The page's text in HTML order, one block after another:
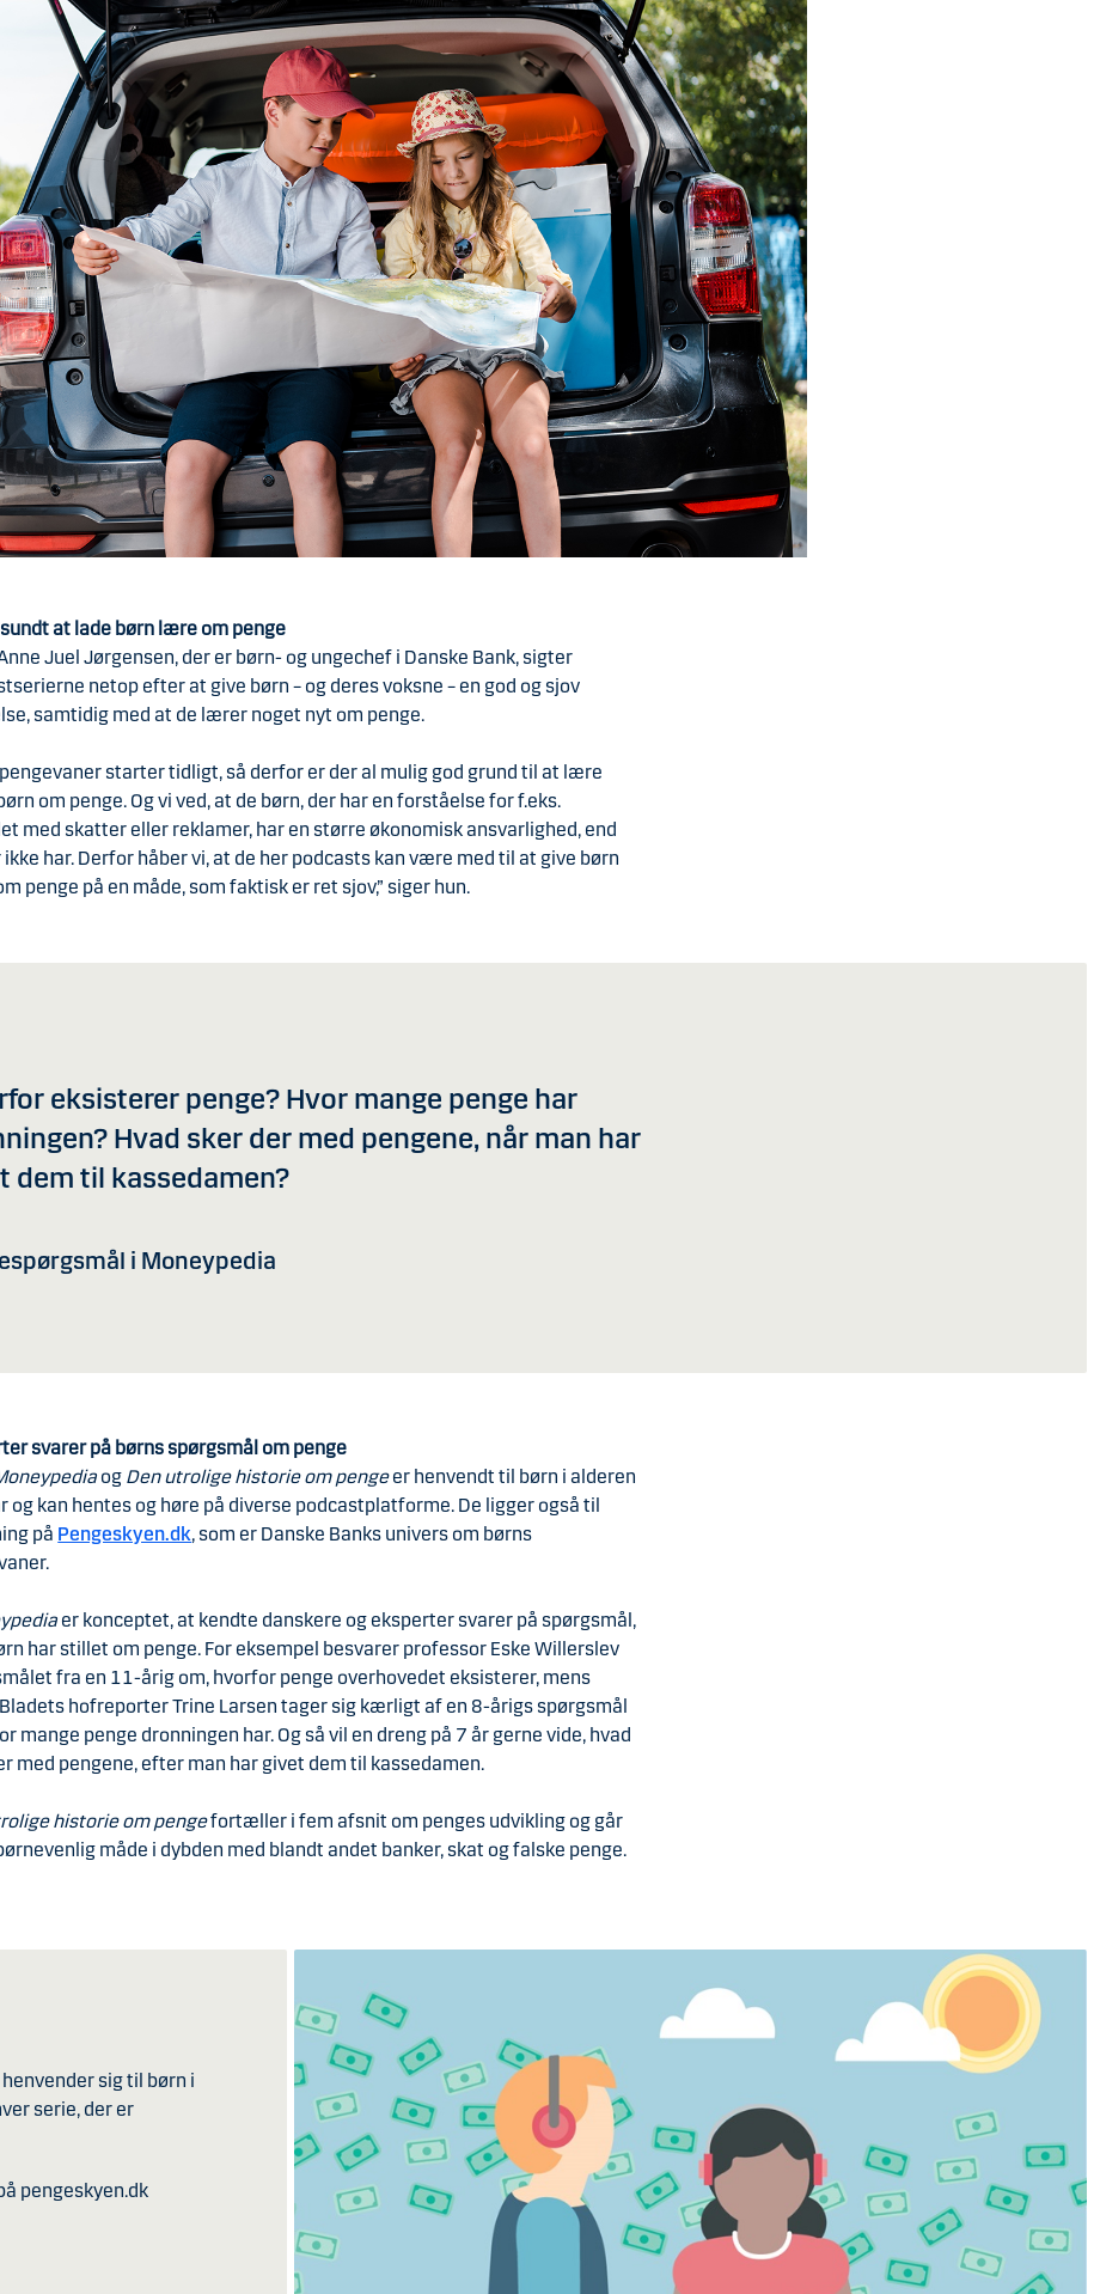
at lade børn lære om penge
Juel Jørgensen, der er børn- og ungechef i Danske Bank, sigter
netop efter at give børn – og deres voksne – en god og sjov
samtidig med at de lærer noget nyt om penge.
pengevaner starter tidligt, så derfor er der al mulig god grund til at lære
om penge. Og vi ved, at de børn, der har en forståelse for f.eks.
med skatter eller reklamer, har en større økonomisk ansvarlighed, end
ikke har. Derfor håber vi, at de her podcasts kan være med til at give børn
penge på en måde, som faktisk er ret sjov,” siger hun.
eksisterer penge? Hvor mange penge har
Hvad sker der med pengene, når man har
dem til kassedamen?
i Moneypedia
svarer på børns spørgsmål om penge
og Den utrolige historie om pengeer henvendt til børn i alderen
og kan hentes og høre på diverse podcastplatforme. De ligger også til
på Pengeskyen.dk, som er Danske Banks univers om børns
er konceptet, at kendte danskere og eksperter svarer på spørgsmål,
har stillet om penge. For eksempel besvarer professor Eske Willerslev
fra en 11-årig om, hvorfor penge overhovedet eksisterer, mens
hofreporter Trine Larsen tager sig kærligt af en 8-årigs spørgsmål
mange penge dronningen har. Og så vil en dreng på 7 år gerne vide, hvad
med pengene, efter man har givet dem til kassedamen.
historie om pengefortæller i fem afsnit om penges udvikling og går
måde i dybden med blandt andet banker, skat og falske penge.
henvender sig til børn i
serie, der er
pengeskyen.dk